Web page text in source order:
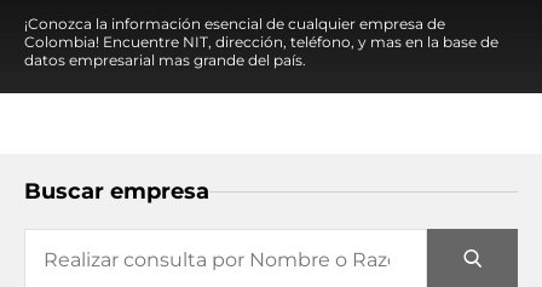
¡Conozca la información esencial de cualquier empresa de
Colombia! Encuentre NIT, dirección, teléfono, y mas en la base de
datos empresarial mas grande del país.
Buscar empresa